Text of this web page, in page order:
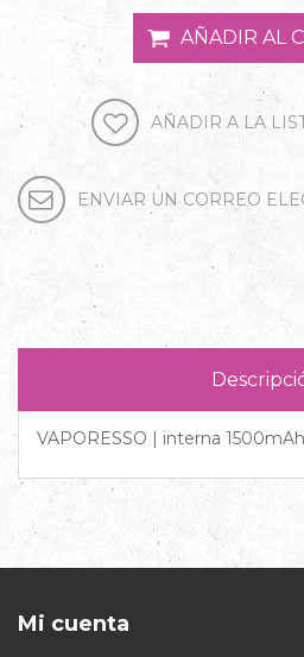
VAPORESSO | interna
Mi cuenta